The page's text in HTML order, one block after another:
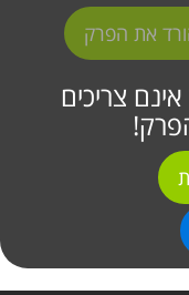
את הפרק
צריכים